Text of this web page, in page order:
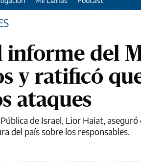
del
y ratificó
ataques
de Israel, Lior Haiat,
del país sobre los responsables.